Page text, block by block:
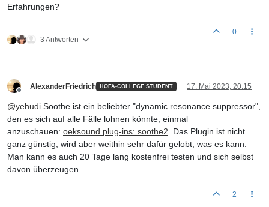
Erfahrungen?
3 Antworten
0
AlexanderFriedrich HOFA-COLLEGE STUDENT 17. Mai 2023, 20:15
@yehudi Soothe ist ein beliebter "dynamic resonance suppressor",
den es sich auf alle Fälle lohnen könnte, einmal
anzuschauen: oeksound plug-ins: soothe2 . Das Plugin ist nicht
ganz günstig, wird aber weithin sehr dafür gelobt, was es kann.
Man kann es auch 20 Tage lang kostenfrei testen und sich selbst
davon überzeugen.
2